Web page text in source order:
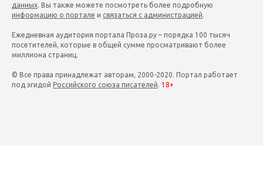
данных. Вы также можете посмотреть более подробную
информацию о портале и связаться с администрацией.
Ежедневная аудитория портала Проза.ру – порядка 100 тысяч
посетителей, которые в общей сумме просматривают более
миллиона страниц.
© Все права принадлежат авторам, 2000-2020. Портал работает
под эгидой Российского союза писателей. 18+